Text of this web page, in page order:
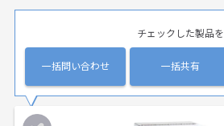
チェックした製品を
一括問い合わせ 一括共有